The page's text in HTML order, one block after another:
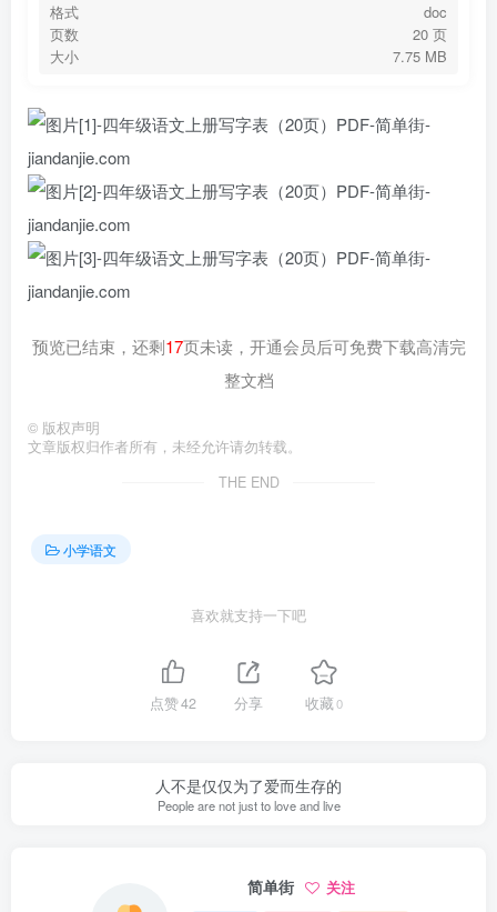
格式
doc
页数
20 页
大小
7.75 MB
预览已结束，还剩17页未读，开通会员后可免费下载高清完
整文档
© 版权声明
文章版权归作者所有，未经允许请勿转载。
THE END
小学语文
喜欢就支持一下吧
点赞42 分享 收藏0
人不是仅仅为了爱而生存的
People are not just to love and live
简单街 关注